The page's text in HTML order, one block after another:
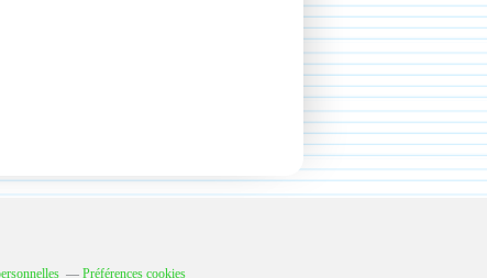
Préférences cookies